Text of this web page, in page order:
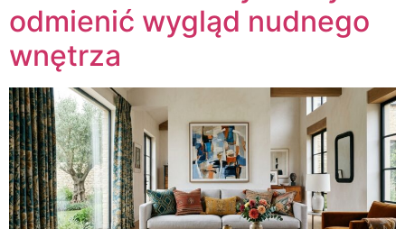
odmienić wygląd nudnego
wnętrza